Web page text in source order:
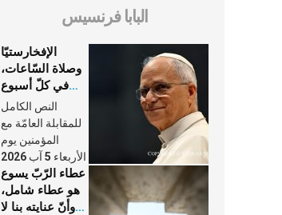
البابا فرنسيس
الإفخارستيّا
وصلاة السّاعات،
في كلّ أسبوع
وكلّ يوم، هما
النَّفَس في حياة
الكنيسة
النص الكامل
للمقابلة العامّة مع
المؤمنين يوم
الأربعاء 5 آب 2026
عطاء الرّبّ يسوع
هو عطاء شامل،
وأنّ عنايته بنا لا